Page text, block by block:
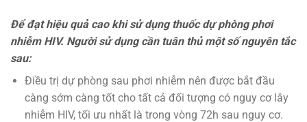
Để đạt hiệu quả cao khi sử dụng thuốc dự phòng phơi
nhiễm HIV. Người sử dụng cần tuân thủ một số nguyên tắc
sau:
Điều trị dự phòng sau phơi nhiễm nên được bắt đầu
càng sớm càng tốt cho tất cả đối tượng có nguy cơ lây
nhiễm HIV, tối ưu nhất là trong vòng 72h sau nguy cơ.